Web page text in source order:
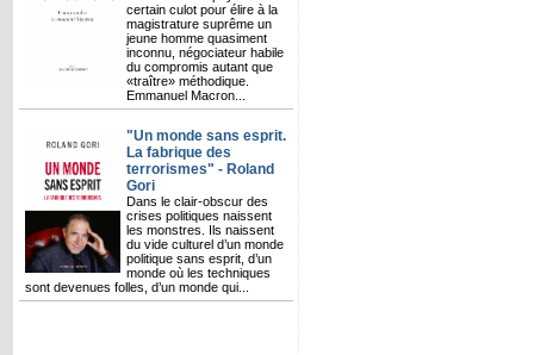
certain culot pour élire à la
magistrature suprême un
jeune homme quasiment
inconnu, négociateur habile
du compromis autant que
«traître» méthodique.
Emmanuel Macron...
"Un monde sans esprit.
La fabrique des
terrorismes" - Roland
Gori
Dans le clair-obscur des
crises politiques naissent
les monstres. Ils naissent
du vide culturel d’un monde
politique sans esprit, d’un
monde où les techniques
sont devenues folles, d’un monde qui...